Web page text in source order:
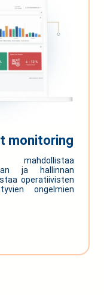
monitoring
ja hallinnan
operatiivisten
ongelmien